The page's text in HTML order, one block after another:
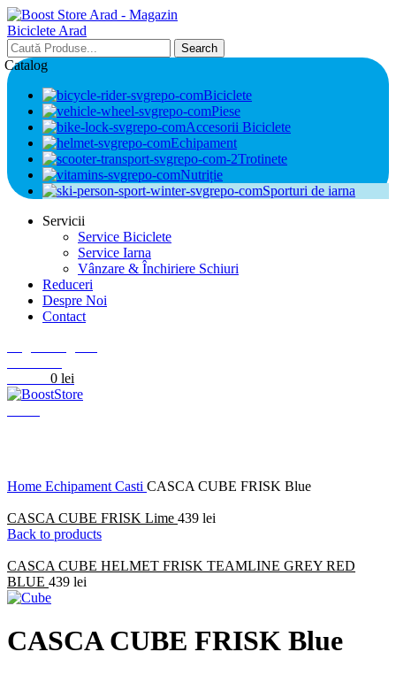
Search
Catalog
Biciclete
Piese
Accesorii Biciclete
Echipament
Trotinete
Nutriție
Sporturi de iarna
Servicii
Service Biciclete
Service Iarna
Vânzare & Închiriere Schiuri
Reduceri
Despre Noi
Contact
0 lei
Home Echipament Casti CASCA CUBE FRISK Blue
CASCA CUBE FRISK Lime 439 lei
Back to products
CASCA CUBE HELMET FRISK TEAMLINE GREY RED
BLUE 439 lei
CASCA CUBE FRISK Blue